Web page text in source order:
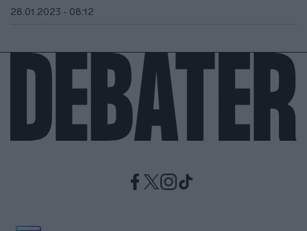
28.01.2023 - 08:12